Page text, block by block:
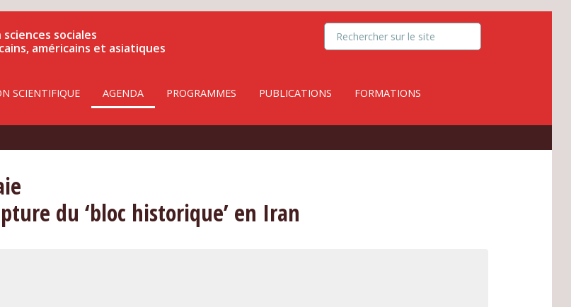
sociales
américains et asiatiques
SCIENTIFIQUE AGENDA PROGRAMMES PUBLICATIONS FORMATIONS
du ‘bloc historique’ en Iran